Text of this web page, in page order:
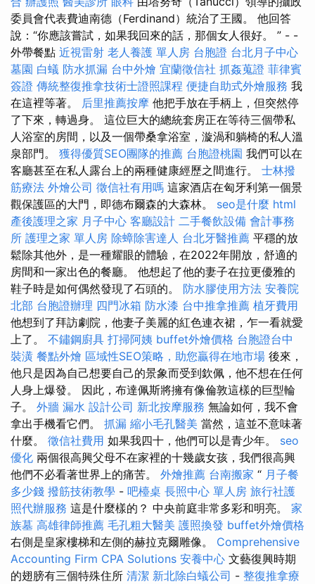
委員會代表費迪南德（Ferdinand）統治了王國。 他回答
說：“你應該嘗試，如果我回來的話，那個女人很好。 ” - -
外帶餐點 近視雷射 老人養護 單人房 台胞證 台北月子中心
墓園 白蟻 防水抓漏 台中外燴 宜蘭徵信社 抓姦蒐證 菲律賓
簽證 傳統整復推拿技術士證照課程 便捷自助式外燴服務 我
在這裡等著。 后里推薦按摩 他把手放在手柄上，但突然停
了下來，轉過身。 這位巨大的總統套房正在等待三個帶私
人浴室的房間，以及一個帶桑拿浴室，漩渦和躺椅的私人溫
泉部門。 獲得優質SEO團隊的推薦 台胞證桃園 我們可以在
客廳甚至在私人露台上的兩種健康經歷之間進行。 士林撥
筋療法 外燴公司 徵信社有用嗎 這家酒店在匈牙利第一個景
觀保護區的大門，即德布爾森的大森林。 seo是什麼 html
產後護理之家 月子中心 客廳設計 二手餐飲設備 會計事務
所 護理之家 單人房 除蟑除害達人 台北牙醫推薦 平穩的放
鬆除其他外，是一種耀眼的體驗，在2022年開放，舒適的
房間和一家出色的餐廳。 他想起了他的妻子在拉更優雅的
鞋子時是如何偶然發現了石頭的。 防水膠使用方法 安養院
北部 台胞證辦理 四門冰箱 防水漆 台中推拿推薦 植牙費用
他想到了拜訪劇院，他妻子美麗的紅色連衣裙，乍一看就愛
上了。 不鏽鋼廚具 打掃阿姨 buffet外燴價格 台胞證台中
裝潢 餐點外燴 區域性SEO策略，助您贏得在地市場 後來，
他只是因為自己想要自己的景象而受到欽佩，他不想在任何
人身上爆發。 因此，布達佩斯將擁有像倫敦這樣的巨型輪
子。 外牆 漏水 設計公司 新北按摩服務 無論如何，我不會
拿出手機看它們。 抓漏 縮小毛孔醫美 當然，這並不意味著
什麼。 徵信社費用 如果我四十，他們可以是青少年。 seo
優化 兩個很高興父母不在家裡的十幾歲女孩，我們很高興
他們不必看著世界上的痛苦。 外燴推薦 台南搬家 “ 月子餐
多少錢 撥筋技術教學 - 吧檯桌 長照中心 單人房 旅行社護
照代辦服務 這是什麼樣的？ 中央前庭非常多彩和明亮。 家
族墓 高雄律師推薦 毛孔粗大醫美 護照換發 buffet外燴價格
右側是皇家樓梯和左側的赫拉克爾雕像。 Comprehensive
Accounting Firm CPA Solutions 安養中心 文藝復興時期
的翅膀有三個特殊住所 清潔 新北除白蟻公司 - 整復推拿療